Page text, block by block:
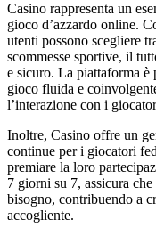
Casino rappresenta un
gioco d’azzardo online.
utenti possono scegliere
scommesse sportive, il
e sicuro. La piattaforma è
gioco fluida e
l’interazione con i
Inoltre, Casino offre un
continue per i giocatori
premiare la loro
7 giorni su 7, assicura
bisogno, contribuendo a
accogliente.